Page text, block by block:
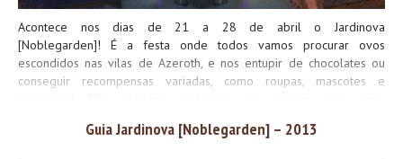
Porém, como a chance é baixa, a não ser que você seja MUITO...
Acontece nos dias de 21 a 28 de abril o Jardinova
[Noblegarden]! É a festa onde todos vamos procurar ovos
escondidos nas vilas de Azeroth, e nos entupir de chocolates ou
conseguir recompensas variadas, como roupas, mascotes e
título <O Nobre> e a conquista Jardineiro Nobre [Noble Gardener],
Guia Jardinova [Noblegarden] – 2013